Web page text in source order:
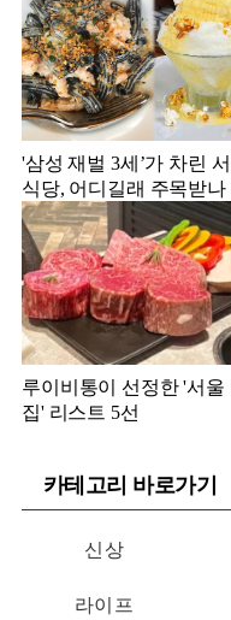
'삼성 재벌 3세’가 차린
식당, 어디길래 주목받나
루이비통이 선정한 '서울
집' 리스트 5선
카테고리 바로가기
신상
라이프